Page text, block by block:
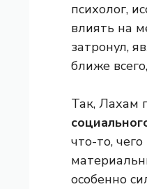
психолог,
влиять на
затронул,
ближе
Так, Лахам
что-то,
особенно